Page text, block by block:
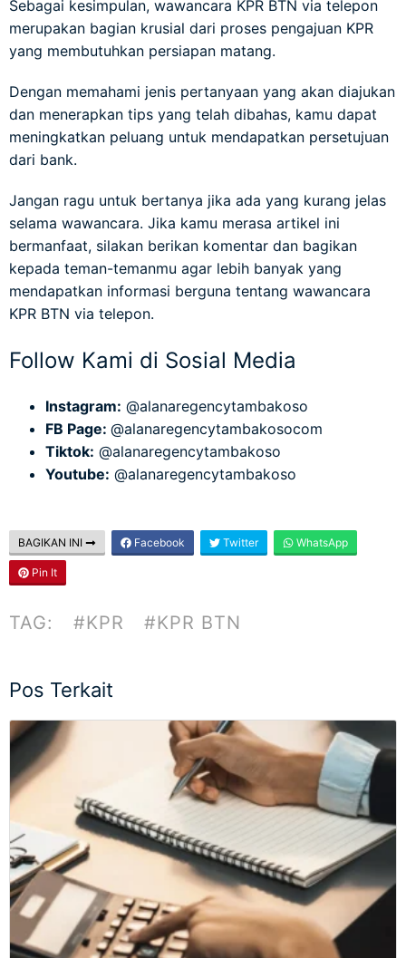
Sebagai kesimpulan, wawancara KPR BTN via telepon
merupakan bagian krusial dari proses pengajuan KPR
yang membutuhkan persiapan matang.
Dengan memahami jenis pertanyaan yang akan diajukan
dan menerapkan tips yang telah dibahas, kamu dapat
meningkatkan peluang untuk mendapatkan persetujuan
dari bank.
Jangan ragu untuk bertanya jika ada yang kurang jelas
selama wawancara. Jika kamu merasa artikel ini
bermanfaat, silakan berikan komentar dan bagikan
kepada teman-temanmu agar lebih banyak yang
mendapatkan informasi berguna tentang wawancara
KPR BTN via telepon.
Follow Kami di Sosial Media
Instagram: @alanaregencytambakoso
FB Page: @alanaregencytambakosocom
Tiktok: @alanaregencytambakoso
Youtube: @alanaregencytambakoso
BAGIKAN INI Facebook Twitter WhatsApp
Pin It
TAG: #KPR #KPR BTN
Pos Terkait